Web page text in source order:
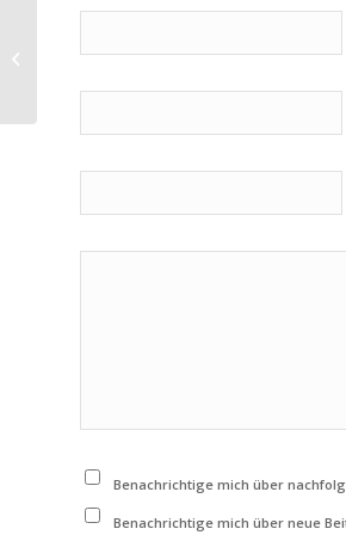
Benachrichtige mich über
Benachrichtige mich über neue
OGV-Aktivitäten